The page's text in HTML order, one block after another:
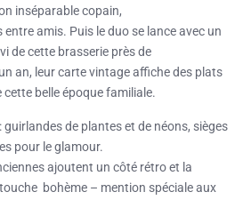
inséparable copain,
amis. Puis le duo se lance avec un
de cette brasserie près de
an, leur carte vintage affiche des plats
belle époque familiale.
guirlandes de plantes et de néons, sièges
pour le glamour.
ajoutent un côté rétro et la
bohème – mention spéciale aux